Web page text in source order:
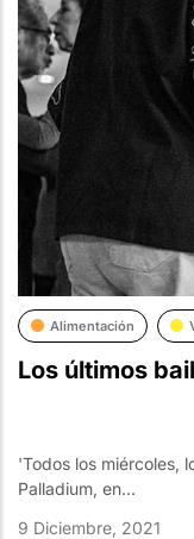
Alimentación
Los últimos
'Todos los miércoles,
Palladium, en...
9 Diciembre, 2021